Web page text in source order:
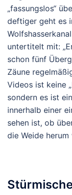
„fassungslos“
deftiger geht es
untertitelt mit:
schon fünf
Zäune
Videos ist keine
sondern es ist
innerhalb einer
sehen ist, ob
die Weide herum